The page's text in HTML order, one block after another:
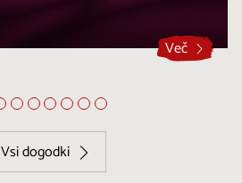
Več
Vsi dogodki